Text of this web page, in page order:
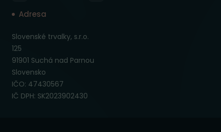
Adresa
Slovenské trvalky, s.r.o.
125
91901 Suchá nad Parnou
Slovensko
IČO: 47430567
IČ DPH: SK2023902430